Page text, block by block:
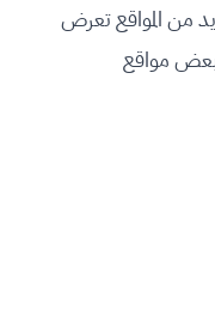
من المواقع تعرض
بعض مواقع